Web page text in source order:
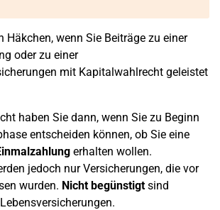
Häkchen, wenn Sie Beiträge zu einer
oder zu einer
mit Kapitalwahlrecht geleistet
haben Sie dann, wenn Sie zu Beginn
entscheiden können, ob Sie eine
erhalten wollen.
jedoch nur Versicherungen, die vor
wurden. Nicht begünstigtsind